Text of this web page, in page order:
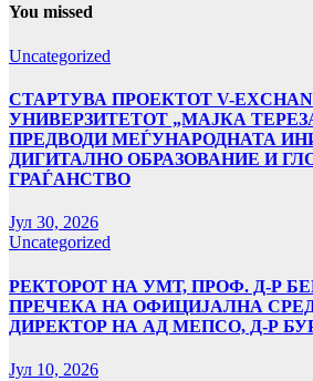
You missed
Uncategorized
СТАРТУВА ПРОЕКТОТ V-
УНИВЕРЗИТЕТОТ „МАЈКА
ПРЕДВОДИ МЕЃУНАРОДНАТА
ДИГИТАЛНО ОБРАЗОВАНИЕ И
ГРАЃАНСТВО
Јул 30, 2026
Uncategorized
РЕКТОРОТ НА УМТ, ПРОФ. Д-Р
ПРЕЧЕКА НА ОФИЦИЈАЛНА
ДИРЕКТОР НА АД МЕПСО, Д-Р
Јул 10, 2026